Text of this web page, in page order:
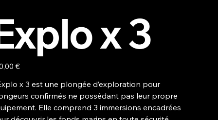
x 3
€
x 3 est une plongée d’exploration pour
confirmés ne possédant pas leur propre
Elle comprend 3 immersions encadrées